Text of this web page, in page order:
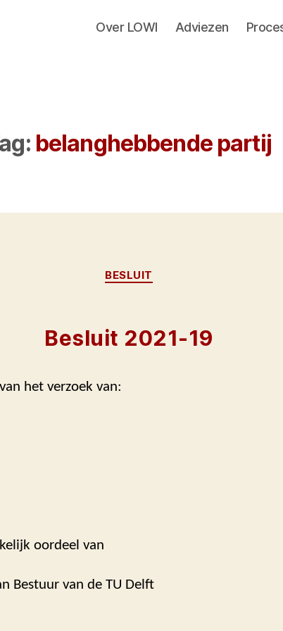
Over LOWI Adviezen
belanghebbende partij
Categorieën
BESLUIT
Besluit 2021-19
het verzoek van:
oordeel van
Bestuur van de TU Delft